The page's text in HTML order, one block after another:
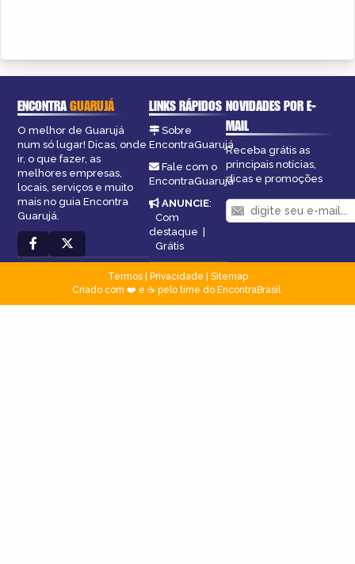
ENCONTRAGUARUJÁ
O melhor de Guarujá
num só lugar! Dicas, onde
ir, o que fazer, as
melhores empresas,
locais, serviços e muito
mais no guia Encontra
Guarujá.
LINKS RÁPIDOS
Sobre
EncontraGuarujá
Fale com o
EncontraGuarujá
ANUNCIE:
Com
destaque |
Grátis
NOVIDADES POR E-
MAIL
Receba grátis as
principais notícias,
dicas e promoções
Termos| Privacidade
Sitemap
Criado com ❤️ e ☕ pelo time do EncontraBrasil